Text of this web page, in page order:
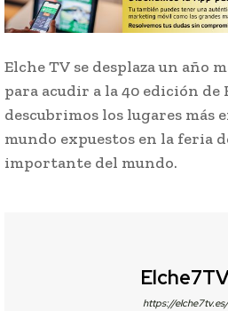
Elche TV se desplaza un año
para acudir a la 40 edición
descubrimos los lugares más
mundo expuestos en la feria
importante del mundo.
https://elche7tv.es/